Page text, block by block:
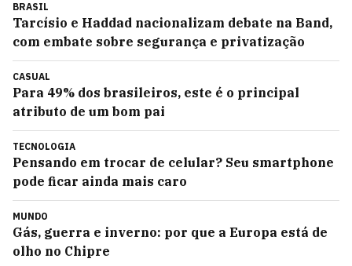
BRASIL
Tarcísio e Haddad nacionalizam debate na Band,
com embate sobre segurança e privatização
CASUAL
Para 49% dos brasileiros, este é o principal
atributo de um bom pai
TECNOLOGIA
Pensando em trocar de celular? Seu smartphone
pode ficar ainda mais caro
MUNDO
Gás, guerra e inverno: por que a Europa está de
olho no Chipre